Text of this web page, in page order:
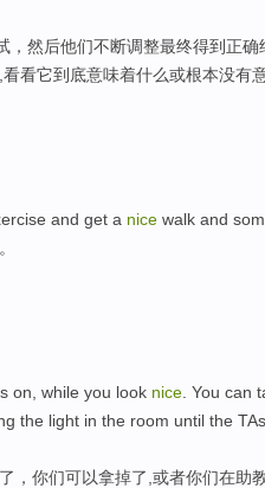
，然后他们不断调整最终得到正确
看它到底意味着什么或根本没有意
and get a nice walk and
on, while you look nice . You can
the light in the room until the
，你们可以拿掉了,或者你们在助